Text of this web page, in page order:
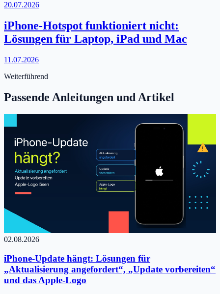
20.07.2026
iPhone-Hotspot funktioniert nicht:
Lösungen für Laptop, iPad und Mac
11.07.2026
Weiterführend
Passende Anleitungen und Artikel
02.08.2026
iPhone-Update hängt: Lösungen für
„Aktualisierung angefordert“, „Update vorbereiten“
und das Apple-Logo